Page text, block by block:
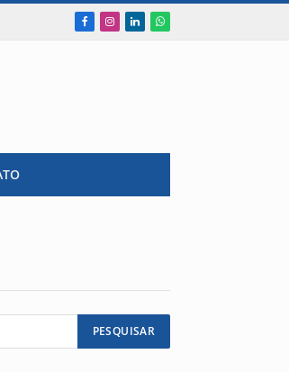
Facebook
Instagram
LinkedInWhatsApp